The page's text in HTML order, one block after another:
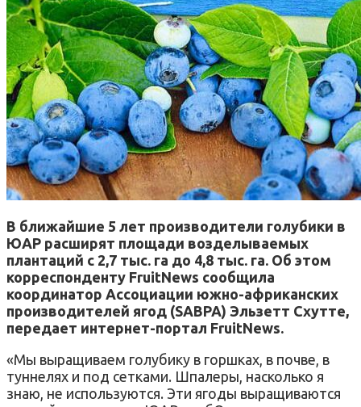
В ближайшие 5 лет производители голубики в
ЮАР расширят площади возделываемых
плантаций с 2,7 тыс. га до 4,8 тыс. га. Об этом
корреспонденту FruitNews сообщила
координатор Ассоциации южно-африканских
производителей ягод (SABPA) Эльзетт Схутте,
передает интернет-портал FruitNews.
«Мы выращиваем голубику в горшках, в почве, в
туннелях и под сетками. Шпалеры, насколько я
знаю, не используются. Эти ягоды выращиваются